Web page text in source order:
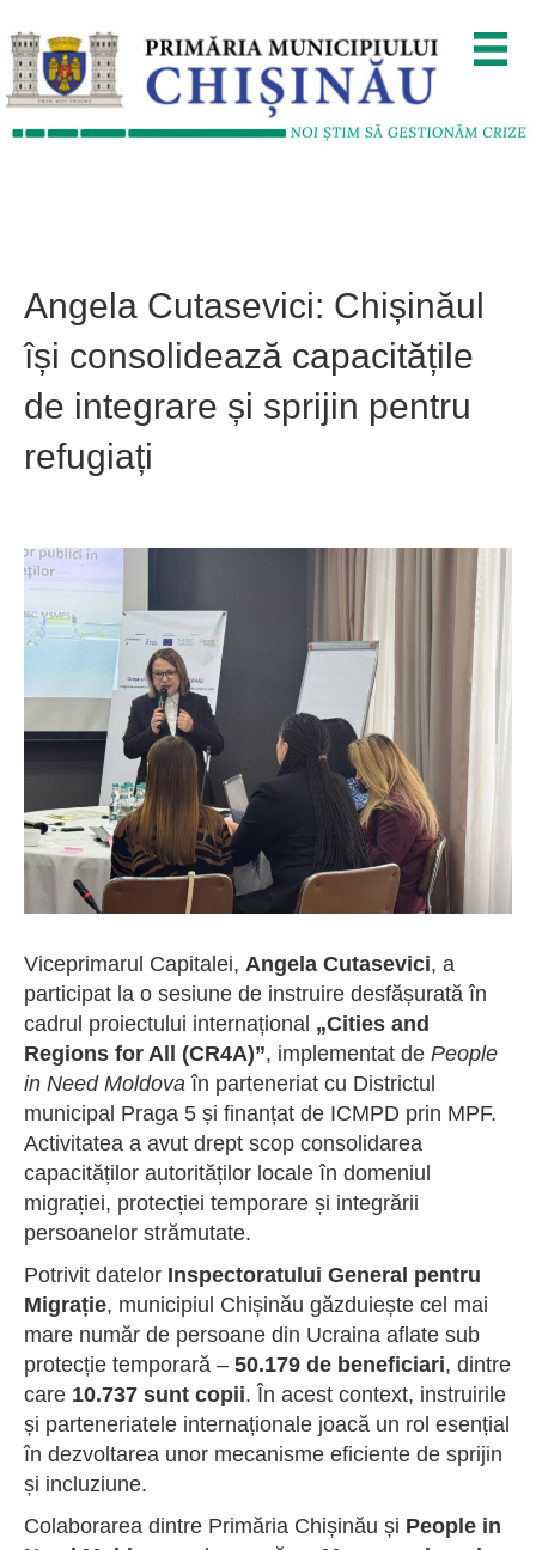
Angela Cutasevici: Chișinăul
își consolidează capacitățile
de integrare și sprijin pentru
refugiați
Viceprimarul Capitalei, Angela Cutasevici, a
participat la o sesiune de instruire desfășurată în
cadrul proiectului internațional „Cities and
Regions for All (CR4A)”, implementat de People
in Need Moldova în parteneriat cu Districtul
municipal Praga 5 și finanțat de ICMPD prin MPF.
Activitatea a avut drept scop consolidarea
capacităților autorităților locale în domeniul
migrației, protecției temporare și integrării
persoanelor strămutate.
Potrivit datelor Inspectoratului General pentru
Migrație, municipiul Chișinău găzduiește cel mai
mare număr de persoane din Ucraina aflate sub
protecție temporară – 50.179 de beneficiari, dintre
care 10.737 sunt copii. În acest context, instruirile
și parteneriatele internaționale joacă un rol esențial
în dezvoltarea unor mecanisme eficiente de sprijin
și incluziune.
Colaborarea dintre Primăria Chișinău și People in